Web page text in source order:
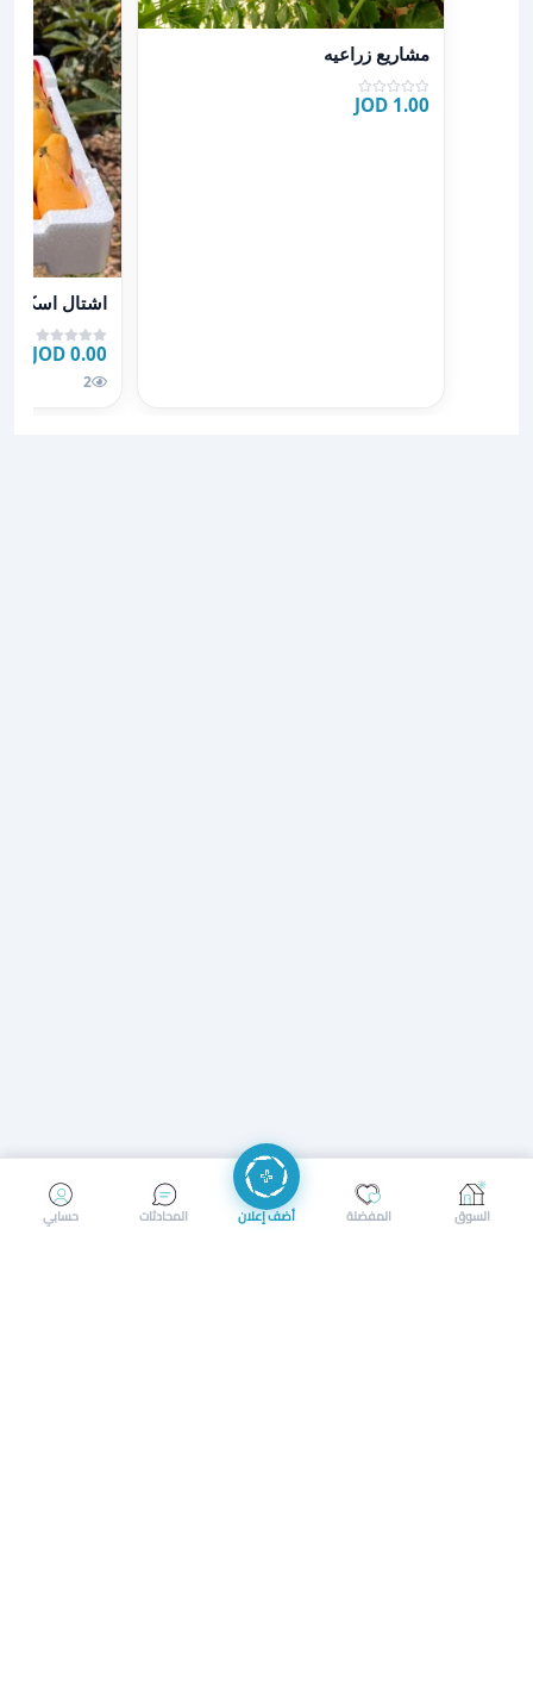
عرض تفاصيل مشاريع زراعيه
مشاريع زراعيه
1.00 JOD
عرض تفاصيل
اشتال اسكدنيا
0.00 JOD
2
إرسال رسالة إجراء مكالمة
حسابي المحادثات أضف إعلان المفضلة السوق